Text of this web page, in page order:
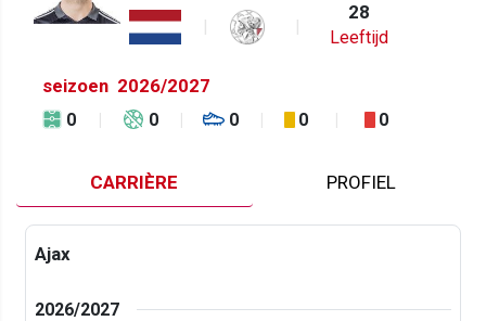
28
Leeftijd
seizoen 2026/2027
0 0 0 0 0
CARRIÈRE PROFIEL
Ajax
2026/2027